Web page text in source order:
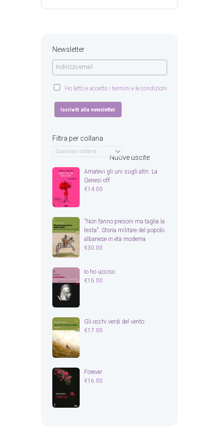
Newsletter
Ho letto e accetto i termini e le condizioni
Filtra per collana
Nuove uscite
Amatevi gli uni sugli altri. La
Genesi off
€14.00
"Non fanno presoni ma taglia la
testa". Storia militare del popolo
albanese in età moderna
€30.00
Io ho ucciso
€16.00
Gli occhi verdi del vento
€17.00
Forever
€16.00